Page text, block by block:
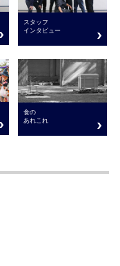
スタッフ
インタビュー
食の
あれこれ